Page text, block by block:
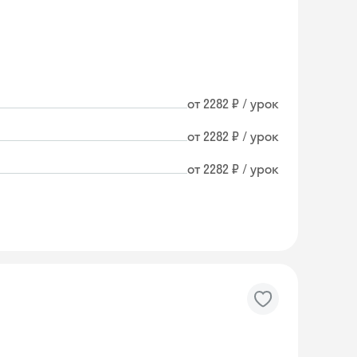
от 2282 ₽ / урок
от 2282 ₽ / урок
от 2282 ₽ / урок